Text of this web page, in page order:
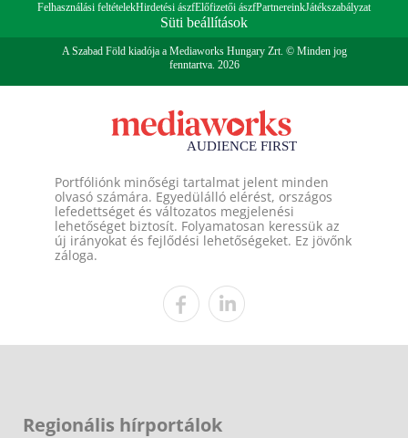
Felhasználási feltételekHirdetési ászfElőfizetői ászfPartnereinkJátékszabályzat
Süti beállítások
A Szabad Föld kiadója a Mediaworks Hungary Zrt. © Minden jog
fenntartva. 2026
Portfóliónk minőségi tartalmat jelent minden
olvasó számára. Egyedülálló elérést, országos
lefedettséget és változatos megjelenési
lehetőséget biztosít. Folyamatosan keressük az
új irányokat és fejlődési lehetőségeket. Ez jövőnk
záloga.
Regionális hírportálok